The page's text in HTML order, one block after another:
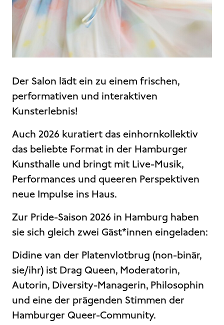
Der Salon lädt ein zu einem frischen,
performativen und interaktiven
Kunsterlebnis!
Auch 2026 kuratiert das einhornkollektiv
das beliebte Format in der Hamburger
Kunsthalle und bringt mit Live-Musik,
Performances und queeren Perspektiven
neue Impulse ins Haus.
Zur Pride-Saison 2026 in Hamburg haben
sie sich gleich zwei Gäst*innen eingeladen:
Didine van der Platenvlotbrug (non-binär,
sie/ihr) ist Drag Queen, Moderatorin,
Autorin, Diversity-Managerin, Philosophin
und eine der prägenden Stimmen der
Hamburger Queer-Community.